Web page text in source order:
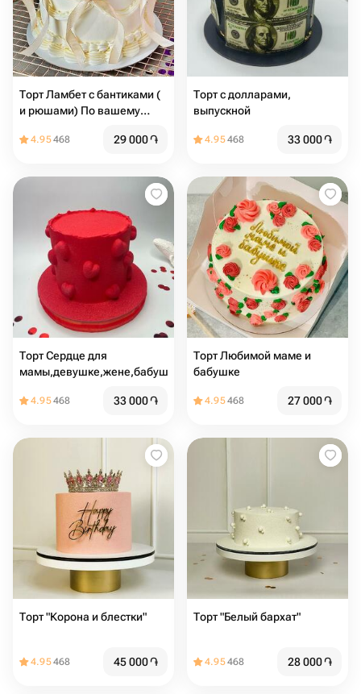
Торт Ламбет с бантиками (
и рюшами) По вашему
надпись
4.95468 29 000֏
Торт с долларами,
выпускной
4.95468 33 000֏
Торт Сердце для
мамы,девушке,жене,бабушке
4.95468 33 000֏
Торт Любимой маме и
бабушке
4.95468 27 000֏
Торт "Корона и блестки"
4.95468 45 000֏
Торт "Белый бархат"
4.95468 28 000֏